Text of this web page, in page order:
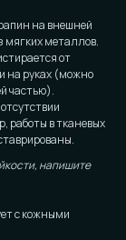
на внешней
мягких металлов.
от
на руках (можно
частью).
работы в тканевых
напишите
с кожными